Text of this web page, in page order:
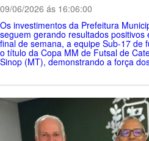
09/06/2026 ás 16:06:00
Os investimentos da Prefeitura
seguem gerando resultados
final de semana, a equipe Sub-17 de
o título da Copa MM de Futsal de
Sinop (MT), demonstrando a força